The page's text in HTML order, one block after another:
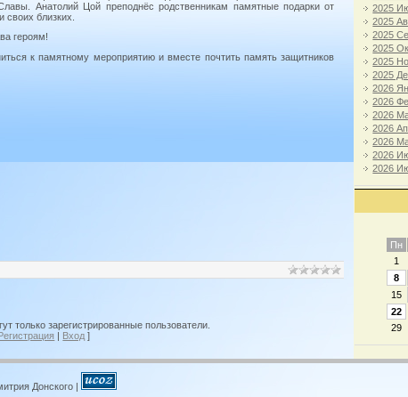
Анатолий Цой преподнёс родственникам памятные подарки от
близких.
героям!
к памятному мероприятию и вместе почтить память защитников
только зарегистрированные пользователи.
| Вход ]
2025
2025
2025
2025
2025
2025
2026
2026
2026
2026
2026
2026
2026
Пн
1
8
15
22
29
Донского |